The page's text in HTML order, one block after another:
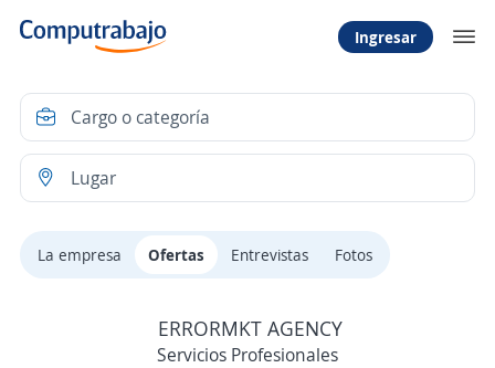
Ingresar
La empresa Ofertas Entrevistas Fotos
ERRORMKT AGENCY
Servicios Profesionales